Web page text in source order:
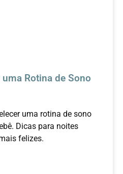
Rotina de Sono
uma rotina de sono
Dicas para noites
felizes.